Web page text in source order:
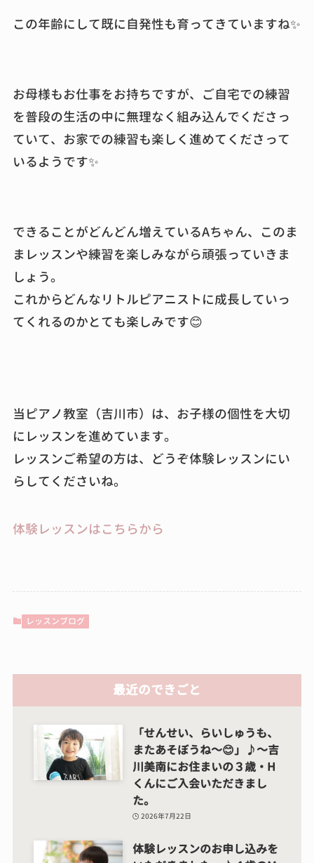
この年齢にして既に自発性も育ってきていますね✨
お母様もお仕事をお持ちですが、ご自宅での練習
を普段の生活の中に無理なく組み込んでくださっ
ていて、お家での練習も楽しく進めてくださって
いるようです✨
できることがどんどん増えているAちゃん、このま
まレッスンや練習を楽しみながら頑張っていきま
しょう。
これからどんなリトルピアニストに成長していっ
てくれるのかとても楽しみです😊
当ピアノ教室（吉川市）は、お子様の個性を大切
にレッスンを進めています。
レッスンご希望の方は、どうぞ体験レッスンにい
らしてくださいね。
体験レッスンはこちらから
レッスンブログ
最近のできごと
「せんせい、らいしゅうも、
またあそぼうね～😊」♪～吉
川美南にお住まいの３歳・H
くんにご入会いただきまし
た。
2026年7月22日
体験レッスンのお申し込みを